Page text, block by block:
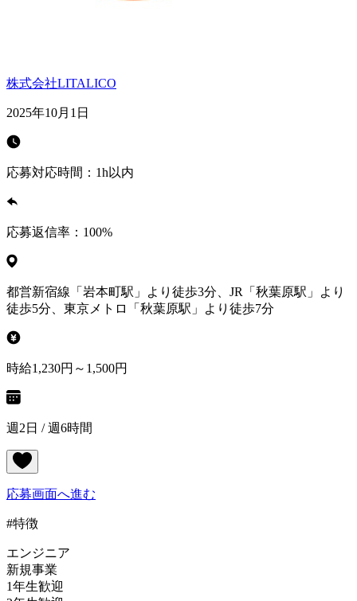
株式会社LITALICO
2025年10月1日
応募対応時間： 1h以内
応募返信率： 100%
都営新宿線「岩本町駅」より徒歩3分、JR「秋葉原駅」より
徒歩5分、東京メトロ「秋葉原駅」より徒歩7分
時給1,230円～1,500円
週2日 / 週6時間
応募画面へ進む
#特徴
エンジニア
新規事業
1年生歓迎